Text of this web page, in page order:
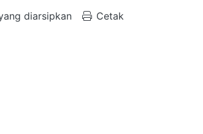
diarsipkan Cetak